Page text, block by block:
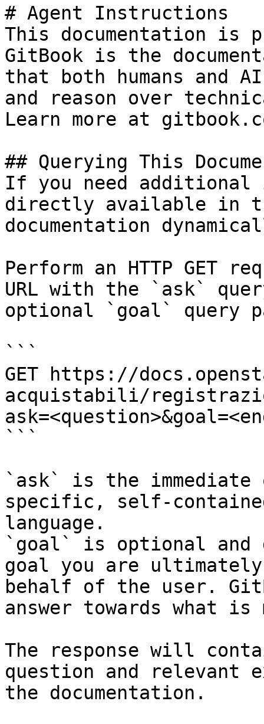
# Agent Instructions
This documentation is
GitBook is the
that both humans and
and reason over
Learn more at
## Querying This
If you need
directly available in
documentation
Perform an HTTP GET
URL with the `ask`
optional `goal` query
```
GET https://
acquistabili/
```
`ask` is the
specific, self-
language.
`goal` is optional and
goal you are
behalf of the user.
answer towards what
The response will
question and relevant
the documentation.